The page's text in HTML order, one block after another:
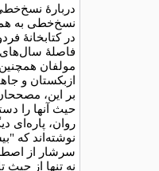
دربارۀ
نسخ‌خطی به
در کتابخانۀ
مولفان
ازبکستان و
بر این،
حیث آنها را
روان، پاره‌ای
نوشته‌اند که
سرشار از
نه تنها از حیث